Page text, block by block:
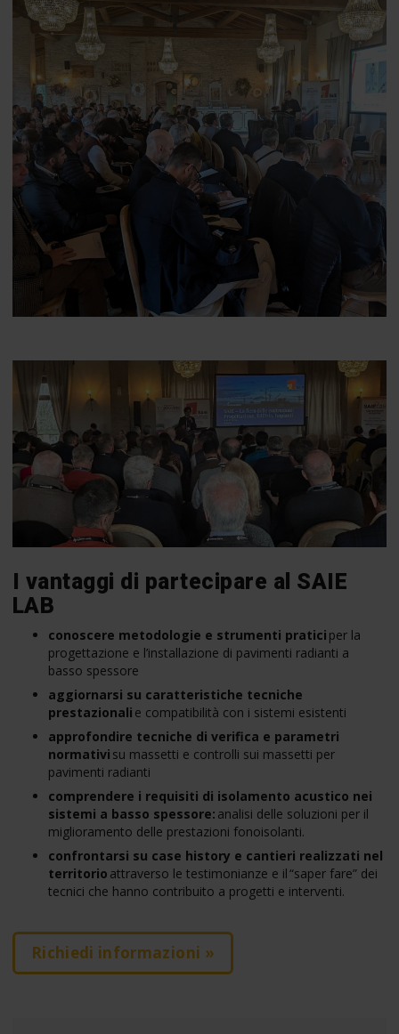
I vantaggi di partecipare al SAIE
LAB
conoscere metodologie e strumenti pratici per la
progettazione e l’installazione di pavimenti radianti a
basso spessore
aggiornarsi su caratteristiche tecniche
prestazionali e compatibilità con i sistemi esistenti
approfondire tecniche di verifica e parametri
normativi su massetti e controlli sui massetti per
pavimenti radianti
comprendere i requisiti di isolamento acustico nei
sistemi a basso spessore: analisi delle soluzioni per il
miglioramento delle prestazioni fonoisolanti.
confrontarsi su case history e cantieri realizzati nel
territorio attraverso le testimonianze e il “saper fare” dei
tecnici che hanno contribuito a progetti e interventi.
Richiedi informazioni »